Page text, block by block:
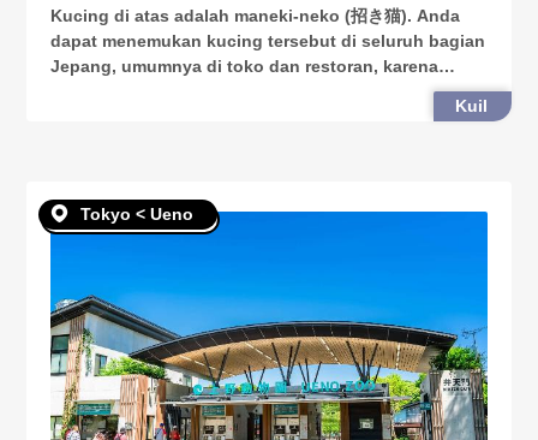
Kucing di atas adalah maneki-neko (招き猫). Anda
dapat menemukan kucing tersebut di seluruh bagian
Jepang, umumnya di toko dan restoran, karena
Kuil
Tokyo < Ueno